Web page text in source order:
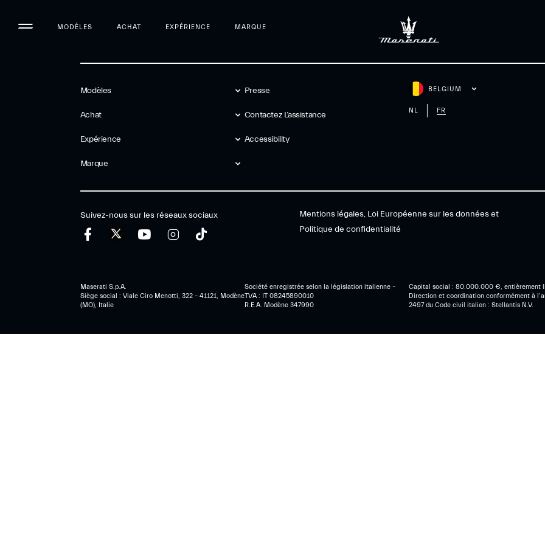
MODÈLES ACHAT EXPÉRIENCE MARQUE
Modèles
Achat
Expérience
Marque
Presse
Contactez L’assistance
Accessibility
BELGIUM
NL FR
Suivez-nous sur les réseaux sociaux
Mentions légales, Loi Européenne sur les données et
Politique de confidentialité
Maserati S.p.A.
Siège social : Viale Ciro Menotti, 322 – 41121, Modène
(MO), Italie
Société enregistrée selon la législation italienne –
TVA : IT 08245890010
R.E.A. Modène 347990
Capital social : 80.000.000 €, entièrement
Direction et coordination conformément à
2497 du Code civil italien : Stellantis N.V.